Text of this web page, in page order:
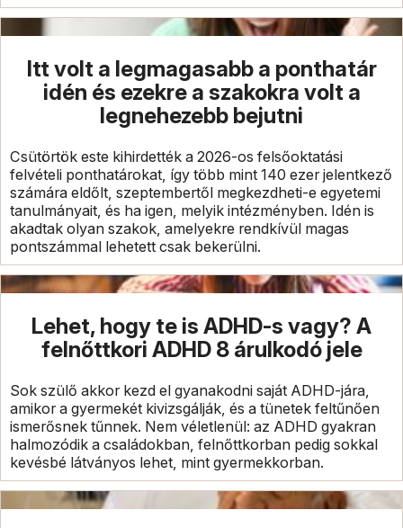
Itt volt a legmagasabb a ponthatár
idén és ezekre a szakokra volt a
legnehezebb bejutni
Csütörtök este kihirdették a 2026-os felsőoktatási
felvételi ponthatárokat, így több mint 140 ezer jelentkező
számára eldőlt, szeptembertől megkezdheti-e egyetemi
tanulmányait, és ha igen, melyik intézményben. Idén is
akadtak olyan szakok, amelyekre rendkívül magas
pontszámmal lehetett csak bekerülni.
Lehet, hogy te is ADHD-s vagy? A
felnőttkori ADHD 8 árulkodó jele
Sok szülő akkor kezd el gyanakodni saját ADHD-jára,
amikor a gyermekét kivizsgálják, és a tünetek feltűnően
ismerősnek tűnnek. Nem véletlenül: az ADHD gyakran
halmozódik a családokban, felnőttkorban pedig sokkal
kevésbé látványos lehet, mint gyermekkorban.